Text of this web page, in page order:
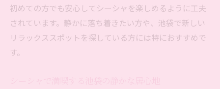
初めての方でも安心してシーシャを楽しめるように工夫
されています。静かに落ち着きたい方や、池袋で新しい
リラックススポットを探している方には特におすすめで
す。